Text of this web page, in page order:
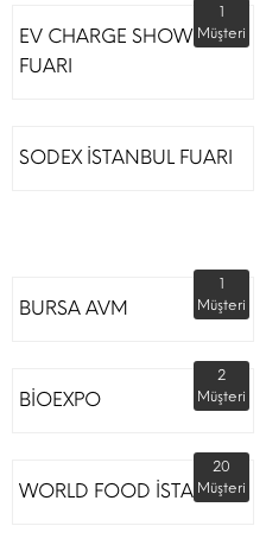
EV CHARGE SHOW
FUARI
1
Müşteri
SODEX İSTANBUL FUARI
BURSA AVM
1
Müşteri
BİOEXPO
2
Müşteri
WORLD FOOD İSTANBUL
20
Müşteri